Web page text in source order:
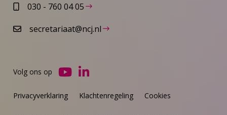
030 - 760 04 05
secretariaat@ncj.nl
Privacyverklaring Klachtenregeling Cookies
Volg ons op
Ga
YouTube
Ga
LinkedIn